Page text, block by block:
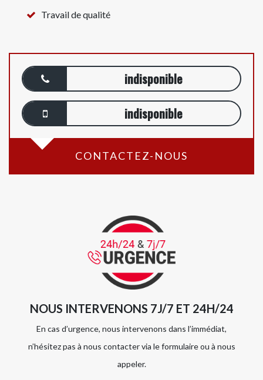
Travail de qualité
indisponible
indisponible
CONTACTEZ-NOUS
NOUS INTERVENONS 7J/7 ET 24H/24
En cas d’urgence, nous intervenons dans l’immédiat,
n’hésitez pas à nous contacter via le formulaire ou à nous
appeler.